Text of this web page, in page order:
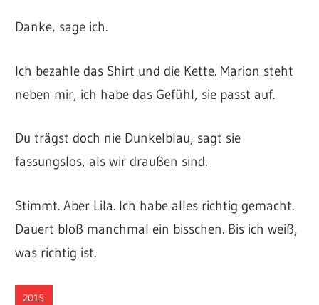
Danke, sage ich.
Ich bezahle das Shirt und die Kette. Marion steht
neben mir, ich habe das Gefühl, sie passt auf.
Du trägst doch nie Dunkelblau, sagt sie
fassungslos, als wir draußen sind.
Stimmt. Aber Lila. Ich habe alles richtig gemacht.
Dauert bloß manchmal ein bisschen. Bis ich weiß,
was richtig ist.
2015